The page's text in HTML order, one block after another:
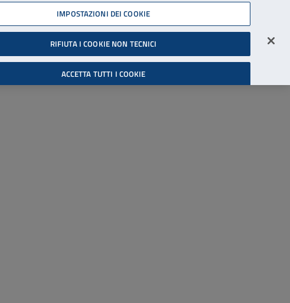
06 45539607
Accessibilità
Cerca
Accedi all'area riservata
IMPOSTAZIONI DEI COOKIE
RIFIUTA I COOKIE NON TECNICI
ACCETTA TUTTI I COOKIE